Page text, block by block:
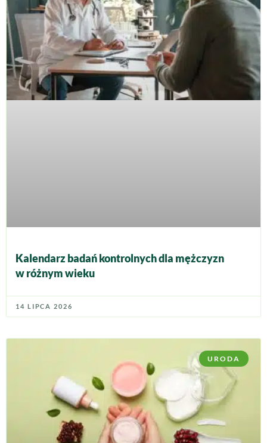
Kalendarz badań kontrolnych dla mężczyzn
w różnym wieku
14 LIPCA 2026
URODA